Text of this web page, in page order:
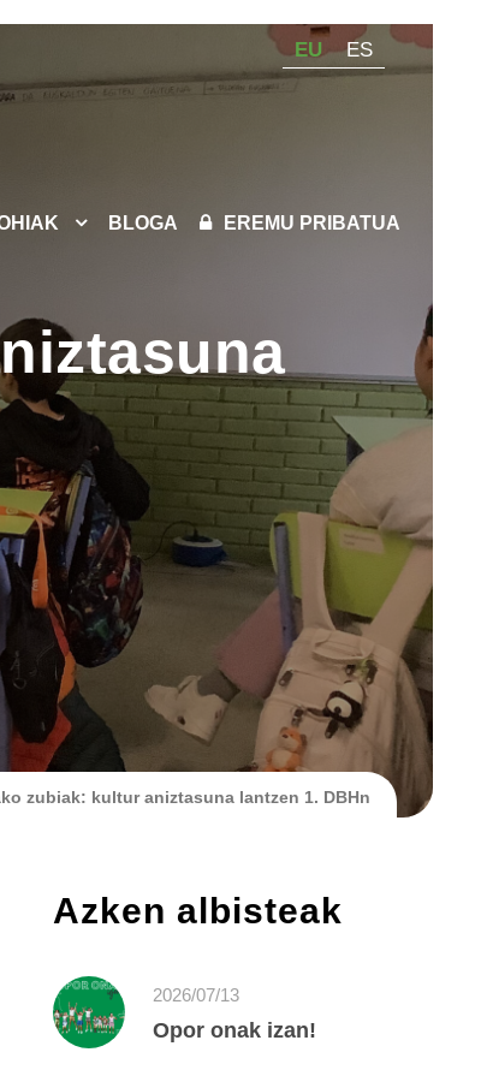
EU ES
BLOGA EREMU PRIBATUA
zubiak: kultur aniztasuna lantzen 1. DBHn
Azken albisteak
2026/07/13
Opor onak izan!